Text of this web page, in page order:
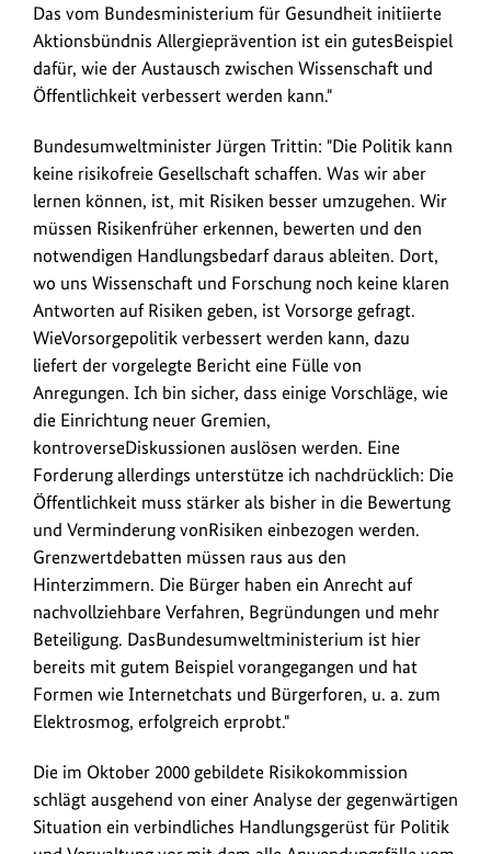
Das vom Bundesministerium für Gesundheit initiierte
Aktionsbündnis Allergieprävention ist ein gutesBeispiel
dafür, wie der Austausch zwischen Wissenschaft und
Öffentlichkeit verbessert werden kann."
Bundesumweltminister Jürgen Trittin: "Die Politik kann
keine risikofreie Gesellschaft schaffen. Was wir aber
lernen können, ist, mit Risiken besser umzugehen. Wir
müssen Risikenfrüher erkennen, bewerten und den
notwendigen Handlungsbedarf daraus ableiten. Dort,
wo uns Wissenschaft und Forschung noch keine klaren
Antworten auf Risiken geben, ist Vorsorge gefragt.
WieVorsorgepolitik verbessert werden kann, dazu
liefert der vorgelegte Bericht eine Fülle von
Anregungen. Ich bin sicher, dass einige Vorschläge, wie
die Einrichtung neuer Gremien,
kontroverseDiskussionen auslösen werden. Eine
Forderung allerdings unterstütze ich nachdrücklich: Die
Öffentlichkeit muss stärker als bisher in die Bewertung
und Verminderung vonRisiken einbezogen werden.
Grenzwertdebatten müssen raus aus den
Hinterzimmern. Die Bürger haben ein Anrecht auf
nachvollziehbare Verfahren, Begründungen und mehr
Beteiligung. DasBundesumweltministerium ist hier
bereits mit gutem Beispiel vorangegangen und hat
Formen wie Internetchats und Bürgerforen, u. a. zum
Elektrosmog, erfolgreich erprobt."
Die im Oktober 2000 gebildete Risikokommission
schlägt ausgehend von einer Analyse der gegenwärtigen
Situation ein verbindliches Handlungsgerüst für Politik